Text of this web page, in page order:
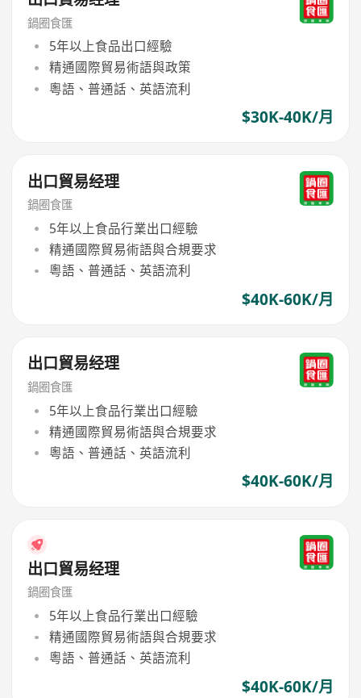
鍋圈食匯
5年以上食品出口經驗
精通國際貿易術語與政策
粵語、普通話、英語流利
$30K-40K/月
出口貿易经理
鍋圈食匯
5年以上食品行業出口經驗
精通國際貿易術語與合規要求
粵語、普通話、英語流利
$40K-60K/月
出口貿易经理
鍋圈食匯
5年以上食品行業出口經驗
精通國際貿易術語與合規要求
粵語、普通話、英語流利
$40K-60K/月
出口貿易经理
鍋圈食匯
5年以上食品行業出口經驗
精通國際貿易術語與合規要求
粵語、普通話、英語流利
$40K-60K/月